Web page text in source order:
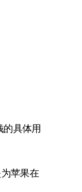
具体用
苹果在